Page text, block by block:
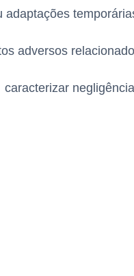
adversos